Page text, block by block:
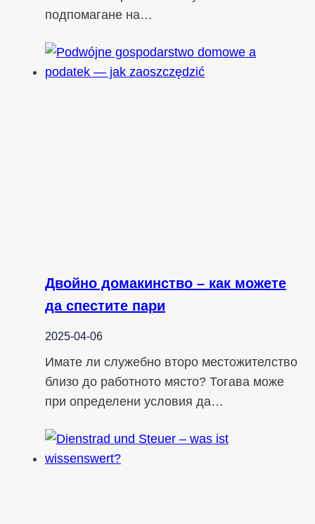
подпомагане на…
Двойно домакинство – как можете
да спестите пари
2025-04-06
Имате ли служебно второ местожителство
близо до работното място? Тогава може
при определени условия да…